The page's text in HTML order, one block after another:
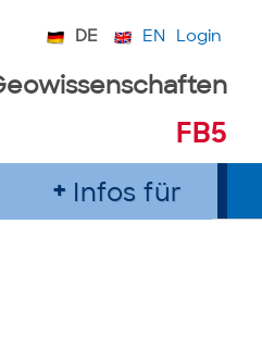
DE EN Login
FB5
Infos für